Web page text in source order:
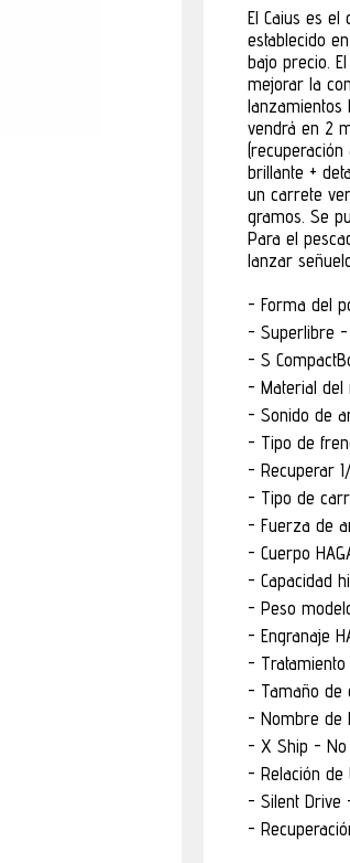
El Caius es
establecido
bajo precio.
mejorar la
lanzamientos
vendrá en 2
brillante +
un carrete
gramos. Se
Para el
lanzar
Forma del
Superlibre -
S
Material
Sonido de
Tipo de
Recuperar
Tipo de
Fuerza de
Cuerpo
Capacidad
Peso
Engranaje
Tamaño de
Nombre de
X Ship - No
Relación de
Silent Drive